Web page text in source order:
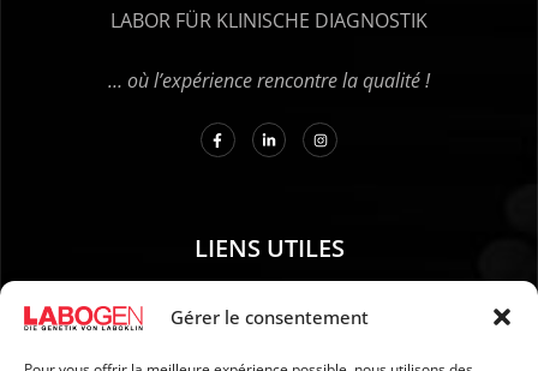
Gérer le consentement
LABOR FÜR KLINISCHE DIAGNOSTIK
… où l’expérience rencontre la qualité !
LIENS UTILES
01. Instructions pour le prélèvement d’échantillons